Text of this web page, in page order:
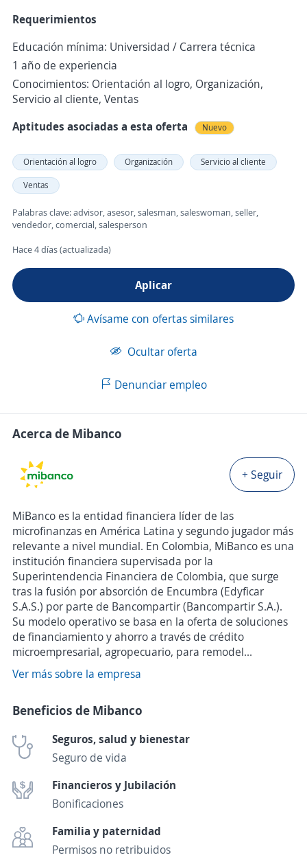
Requerimientos
Educación mínima: Universidad / Carrera técnica
1 año de experiencia
Conocimientos: Orientación al logro, Organización,
Servicio al cliente, Ventas
Aptitudes asociadas a esta oferta
Nuevo
Orientación al logro Organización
Servicio al cliente
Ventas
Palabras clave: advisor, asesor, salesman, saleswoman, seller,
vendedor, comercial, salesperson
Hace 4 días (actualizada)
Aplicar
Avísame con ofertas similares
Ocultar oferta
Denunciar empleo
Acerca de Mibanco
+ Seguir
MiBanco es la entidad financiera líder de las
microfinanzas en América Latina y segundo jugador más
relevante a nivel mundial. En Colombia, MiBanco es una
institución financiera supervisada por la
Superintendencia Financiera de Colombia, que surge
tras la fusión por absorción de Encumbra (Edyficar
S.A.S.) por parte de Bancompartir (Bancompartir S.A.).
Su modelo operativo se basa en la oferta de soluciones
de financiamiento y ahorro a través de crédito
microempresarial, agropecuario, para remodel...
Ver más sobre la empresa
Beneficios de Mibanco
Seguros, salud y bienestar
Seguro de vida
Financieros y Jubilación
Bonificaciones
Familia y paternidad
Permisos no retribuidos